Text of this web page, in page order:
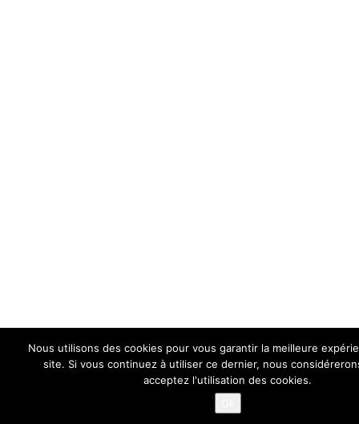
Nous utilisons des cookies pour vous garantir la meilleure
site. Si vous continuez à utiliser ce dernier, nous
acceptez l'utilisation des cookies.
Les cookies nous permettent de vous proposer nos
votre accord pour exploiter ces cookies.